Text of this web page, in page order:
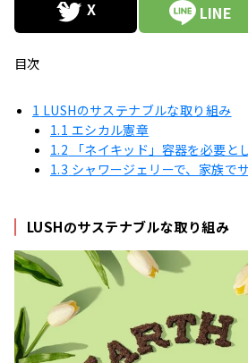
LINE
目次
1 LUSHのサステナブルな取り組み
1.1 エシカル憲章
1.2 「ネイキッド」容器を必要と
1.3 シャワージェリーで、家族で
LUSHのサステナブルな取り組み